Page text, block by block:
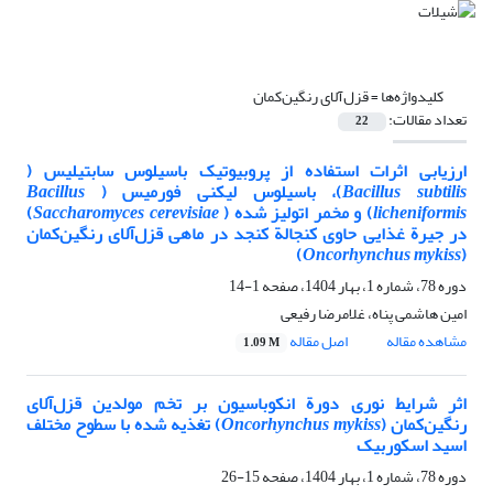
کلیدواژه‌ها =قزل‌آلای رنگین‌کمان
تعداد مقالات: 22
ارزیابی اثرات استفاده از پروبیوتیک باسیلوس سابتیلیس (
Bacillus subtilis)، باسیلوس لیکنی فورمیس ( Bacillus
licheniformis) و مخمر اتولیز شده (Saccharomyces cerevisiae
)
در جیرة غذایی حاوی کنجالة کنجد در ماهی قزل‌آلای رنگین‌کمان
(
Oncorhynchus mykiss
)
دوره 78، شماره 1، بهار 1404، صفحه
1-14
امین هاشمی پناه، غلامرضا رفیعی
مشاهده مقاله
اصل مقاله 1.09 M
اثر شرایط نوری دورة انکوباسیون بر تخم مولدین قزل‌آلای
رنگین‌کمان (Oncorhynchus mykiss) تغذیه شده با سطوح مختلف
اسید اسکوربیک
دوره 78، شماره 1، بهار 1404، صفحه
15-26